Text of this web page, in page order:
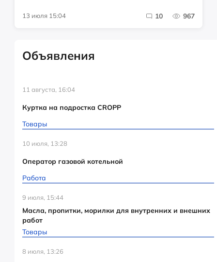
13 июля 15:04 10 967
Объявления
11 августа, 16:04
Куртка на подростка CROPP
Товары
10 июля, 13:28
Оператор газовой котельной
Работа
9 июля, 15:44
Масла, пропитки, морилки для внутренних и внешних
работ
Товары
8 июля, 13:26